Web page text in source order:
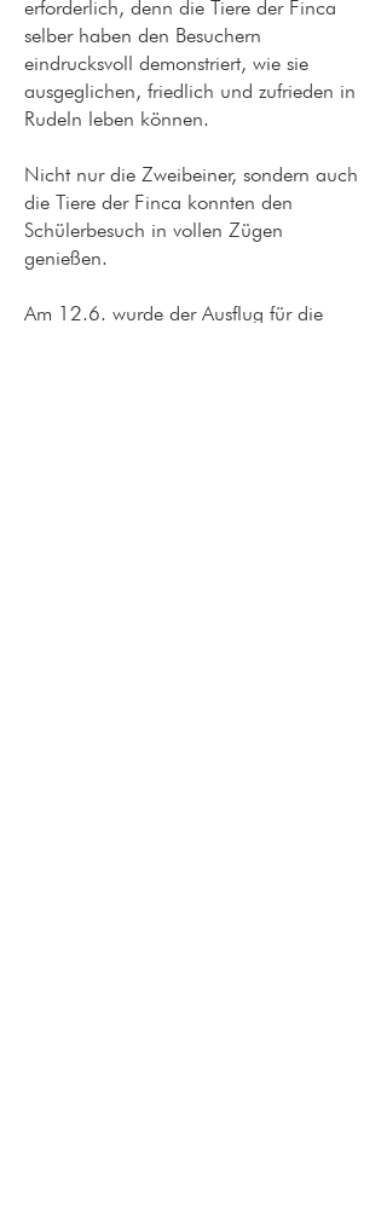
erforderlich, denn die Tiere der Finca
selber haben den Besuchern
eindrucksvoll demonstriert, wie sie
ausgeglichen, friedlich und zufrieden in
Rudeln leben können.
Nicht nur die Zweibeiner, sondern auch
die Tiere der Finca konnten den
Schülerbesuch in vollen Zügen
genießen.
Am 12.6. wurde der Ausflug für die